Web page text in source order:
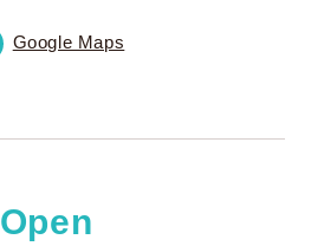
Google Maps
Open